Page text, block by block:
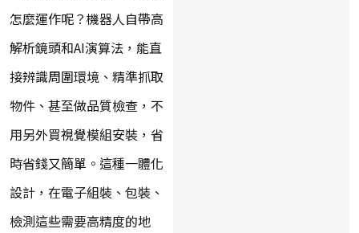
怎麼運作呢？機器人自帶高
解析鏡頭和AI演算法，能直
接辨識周圍環境、精準抓取
物件、甚至做品質檢查，不
用另外買視覺模組安裝，省
時省錢又簡單。這種一體化
設計，在電子組裝、包裝、
檢測這些需要高精度的地